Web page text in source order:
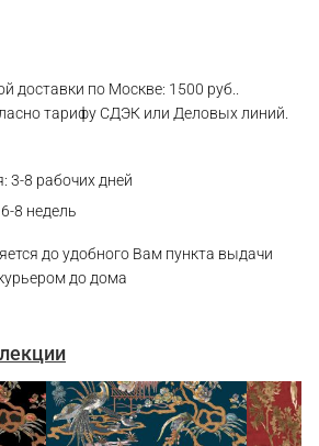
доставки по Москве: 1500 руб..
тарифу СДЭК или Деловых линий.
3-8 рабочих дней
8 недель
до удобного Вам пункта выдачи
до дома